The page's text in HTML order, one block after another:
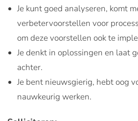
Je kunt goed analyseren, komt
verbetervoorstellen voor
om deze voorstellen ook te
Je denkt in oplossingen en laat
achter.
Je bent nieuwsgierig, hebt oog
nauwkeurig werken.